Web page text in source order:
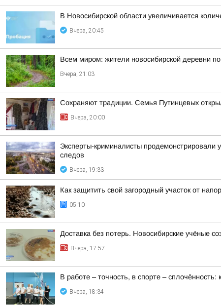
В Новосибирской области увеличивается
Вчера, 20:45
Всем миром: жители новосибирской деревни
Вчера, 21:03
Сохраняют традиции. Семья Путинцевых
Вчера, 20:00
Эксперты-криминалисты продемонстрировали
следов
Вчера, 19:33
Как защитить свой загородный участок от
05:10
Доставка без потерь. Новосибирские учёные
Вчера, 17:57
В работе – точность, в спорте –
Вчера, 18:34